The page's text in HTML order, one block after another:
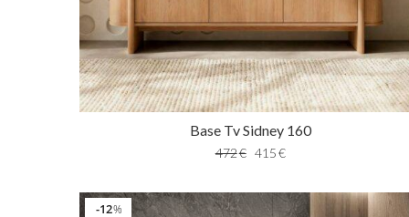
Base Tv Sidney 160
472€ 415€
%
12